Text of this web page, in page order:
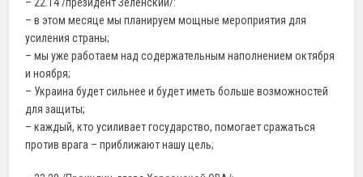
– 22.14 /президент Зеленский/:
– в этом месяце мы планируем мощные мероприятия для
усиления страны;
– мы уже работаем над содержательным наполнением октября
и ноября;
– Украина будет сильнее и будет иметь больше возможностей
для защиты;
– каждый, кто усиливает государство, помогает сражаться
против врага – приближают нашу цель;